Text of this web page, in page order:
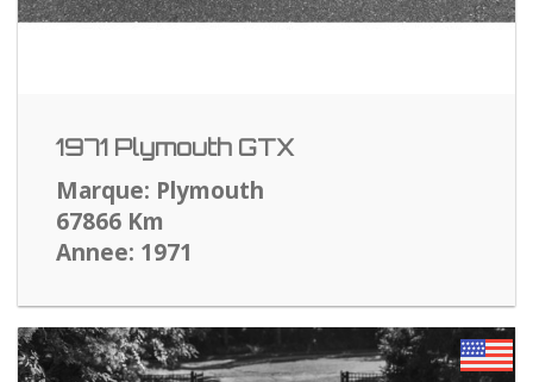
1971 Plymouth GTX
Marque: Plymouth
67866 Km
Annee: 1971